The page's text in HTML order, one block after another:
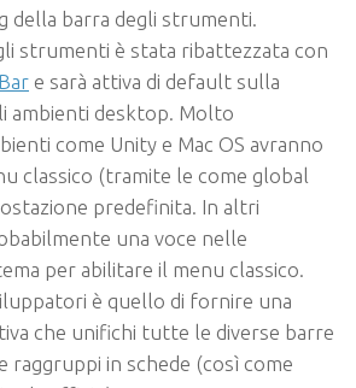
della barra degli strumenti.
strumenti è stata ribattezzata con
e sarà attiva di default sulla
ambienti desktop. Molto
come Unity e Mac OS avranno
classico (tramite le come global
predefinita. In altri
una voce nelle
per abilitare il menu classico.
è quello di fornire una
che unifichi tutte le diverse barre
raggruppi in schede (così come